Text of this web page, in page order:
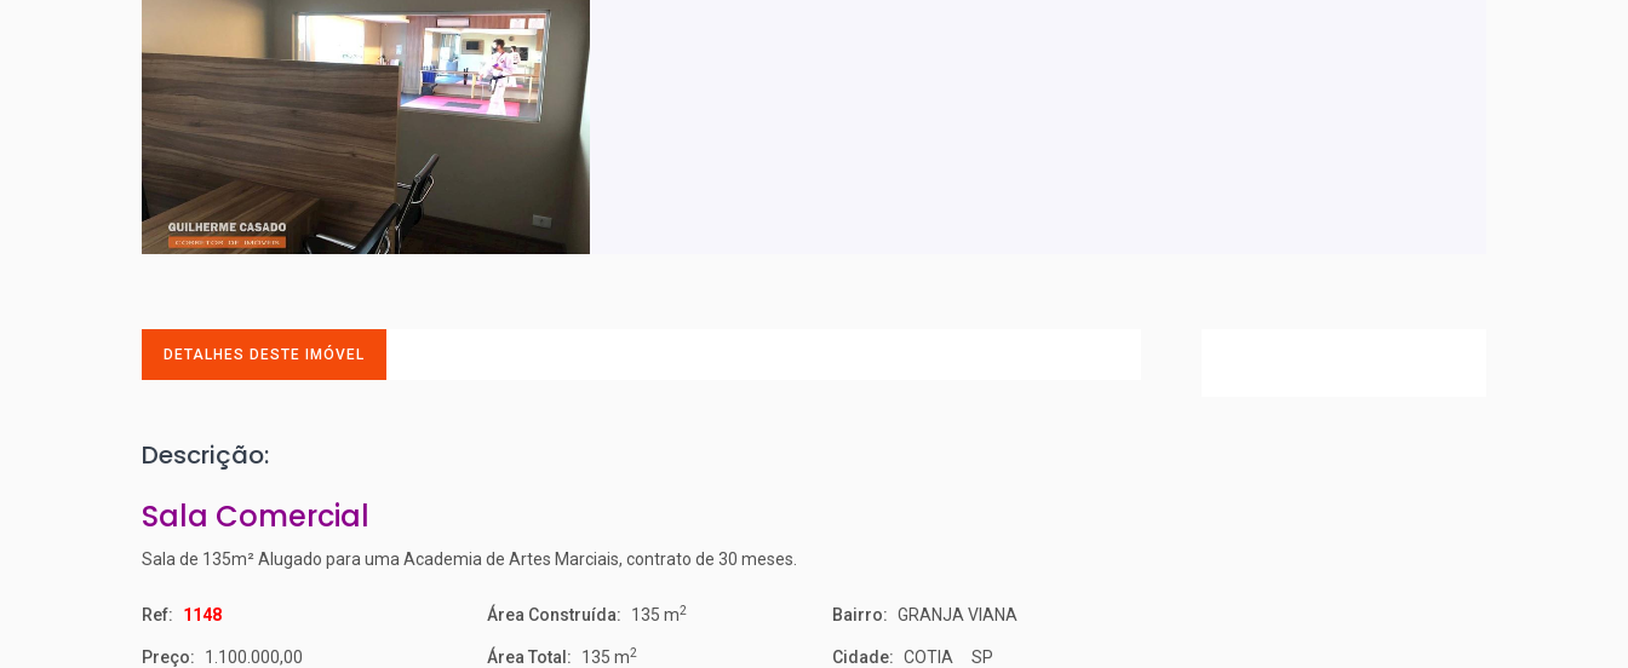
DETALHES DESTE IMÓVEL
Descrição:
Sala Comercial
Sala de 135m² Alugado para uma Academia de Artes Marciais, contrato de 30 meses.
Ref: 1148
Preço: 1.100.000,00
Área Construída: 135 m2
Área Total: 135 m2
Bairro: GRANJA VIANA
Cidade: COTIA SP